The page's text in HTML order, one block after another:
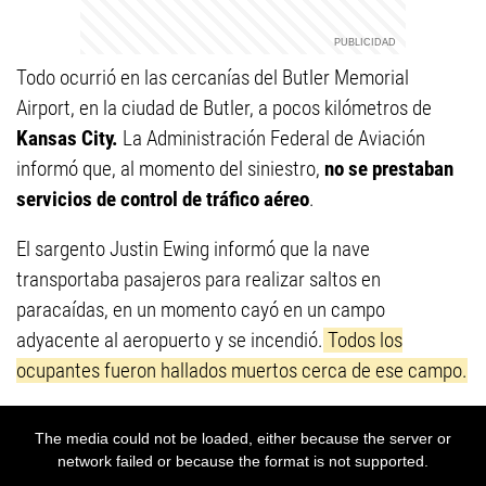
Todo ocurrió en las cercanías del Butler Memorial
Airport, en la ciudad de Butler, a pocos kilómetros de
Kansas City. La Administración Federal de Aviación
informó que, al momento del siniestro, no se prestaban
servicios de control de tráfico aéreo.
El sargento Justin Ewing informó que la nave
transportaba pasajeros para realizar saltos en
paracaídas, en un momento cayó en un campo
adyacente al aeropuerto y se incendió. Todos los
ocupantes fueron hallados muertos cerca de ese campo.